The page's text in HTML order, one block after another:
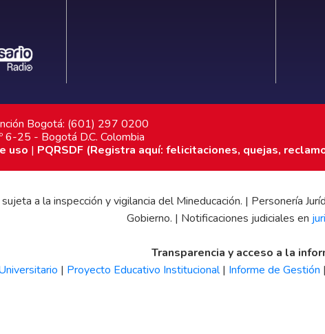
Bogotá: (601) 297 0200
6-25 - Bogotá D.C. Colombia
uso | PQRSDF (Registra aquí: felicitaciones, quejas,
a la inspección y vigilancia del Mineducación. | Personería
Gobierno. | Notificaciones judiciales en
Transparencia y acceso a la
| Proyecto Educativo Institucional| Informe de Gestión |